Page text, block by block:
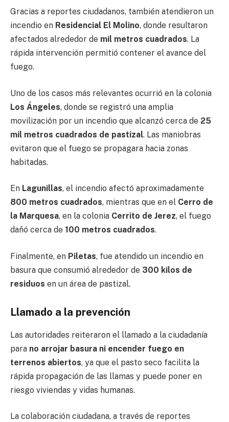
Gracias a reportes ciudadanos, también atendieron un
incendio en Residencial El Molino, donde resultaron
afectados alrededor de mil metros cuadrados. La
rápida intervención permitió contener el avance del
fuego.
Uno de los casos más relevantes ocurrió en la colonia
Los Ángeles, donde se registró una amplia
movilización por un incendio que alcanzó cerca de 25
mil metros cuadrados de pastizal. Las maniobras
evitaron que el fuego se propagara hacia zonas
habitadas.
En Lagunillas, el incendio afectó aproximadamente
800 metros cuadrados, mientras que en el Cerro de
la Marquesa, en la colonia Cerrito de Jerez, el fuego
dañó cerca de 100 metros cuadrados.
Finalmente, en Piletas, fue atendido un incendio en
basura que consumió alrededor de 300 kilos de
residuos en un área de pastizal.
Llamado a la prevención
Las autoridades reiteraron el llamado a la ciudadanía
para no arrojar basura ni encender fuego en
terrenos abiertos, ya que el pasto seco facilita la
rápida propagación de las llamas y puede poner en
riesgo viviendas y vidas humanas.
La colaboración ciudadana, a través de reportes